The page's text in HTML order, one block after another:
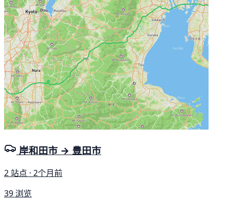
岸和田市 → 豊田市
2 站点 · 2个月前
39 浏览